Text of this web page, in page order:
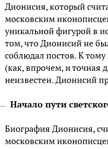
Дионисия, который
московским
уникальной фигурой в
том, что Дионисий не
соблюдал постов. К
(как, впрочем, и точная
неизвестен. Дионисий
Начало пути
Биография Дионисия,
московским